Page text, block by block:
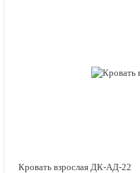
Кровать взрослая ДК-АД-22